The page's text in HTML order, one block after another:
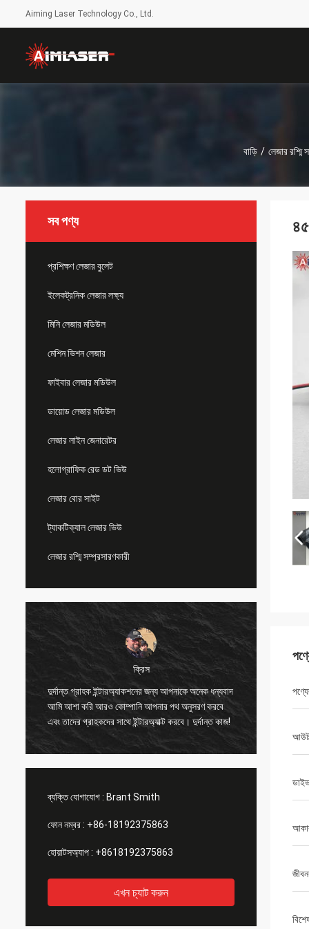
Aiming Laser Technology Co., Ltd.
বাড়ি / লেজার রশ্মি
সব পণ্য
প্রশিক্ষণ লেজার বুলেট
ইলেকট্রনিক লেজার লক্ষ্য
মিনি লেজার মডিউল
মেশিন ভিশন লেজার
ফাইবার লেজার মডিউল
ডায়োড লেজার মডিউল
লেজার লাইন জেনারেটর
হলোগ্রাফিক রেড ডট ভিউ
লেজার বোর সাইট
ট্যাকটিক্যাল লেজার ভিউ
লেজার রশ্মি সম্প্রসারণকারী
ক্রিস
দুর্দান্ত গ্রাহক ইন্টারঅ্যাকশনের জন্য আপনাকে অনেক ধন্যবাদ
আমি আশা করি আরও কোম্পানি আপনার পথ অনুসরণ করবে
এবং তাদের গ্রাহকদের সাথে ইন্টারঅ্যাক্ট করবে। দুর্দান্ত কাজ!
পরীক্ষা
যেতে
ব্যক্তি যোগাযোগ : Brant Smith
ফোন নম্বর : +86-18192375863
হোয়াটসঅ্যাপ : +8618192375863
এখন চ্যাট করুন